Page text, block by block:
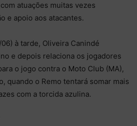
atuações muitas vezes
e apoio aos atacantes.
à tarde, Oliveira Canindé
e depois relaciona os jogadores
o jogo contra o Moto Club (MA),
quando o Remo tentará somar mais
com a torcida azulina.